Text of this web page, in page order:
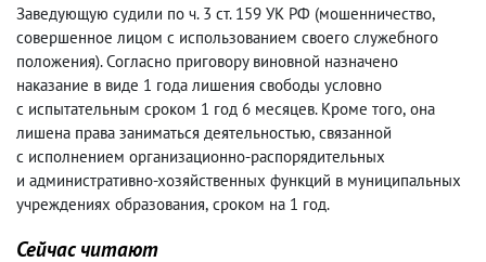
Заведующую судили по ч. 3 ст. 159 УК РФ (мошенничество,
совершенное лицом с использованием своего служебного
положения). Согласно приговору виновной назначено
наказание в виде 1 года лишения свободы условно
с испытательным сроком 1 год 6 месяцев. Кроме того, она
лишена права заниматься деятельностью, связанной
с исполнением организационно-распорядительных
и административно-хозяйственных функций в муниципальных
учреждениях образования, сроком на 1 год.
Сейчас читают